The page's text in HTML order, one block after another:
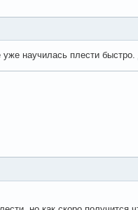
научилась плести